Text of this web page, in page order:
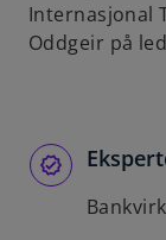
Internasjonal
Oddgeir på